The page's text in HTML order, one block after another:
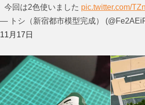
今回は2色使いました pic.twitter.com/
— トシ（新宿都市模型完成）
11月17日